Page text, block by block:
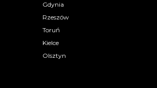
Gdynia
Rzeszów
Toruń
Kielce
Olsztyn